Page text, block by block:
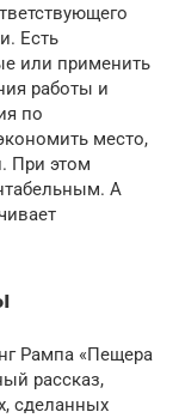
Есть
или применить
работы и
по
место,
При этом
А
Рампа «Пещера
рассказ,
сделанных